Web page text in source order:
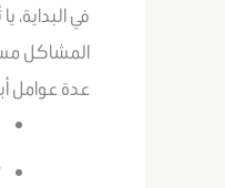
في
المشاكل
عدة عوامل